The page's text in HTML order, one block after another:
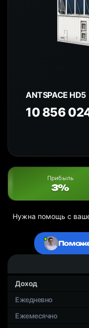
ANTSPACE HD5
10 856
Прибыль
3%
Нужна помощь с
Доход